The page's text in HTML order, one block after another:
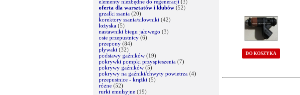
elementy niezbędne do regeneracji (3)
oferta dla warsztatów i klubów (52)
grzałki ssania (20)
korektory ssania/siłowniki (42)
łożyska (5)
nastawniki biegu jałowego (3)
osie przepustnicy (6)
przepony (84)
pływaki (32)
podstawy gaźników (19)
pokrywki pompki przyspieszenia (7)
pokrywy gaźników (5)
pokrywy na gaźniki/chwyty powietrza (4)
przepustnice - krążki (5)
różne (52)
rurki emulsyjne (19)
DO KOSZYKA